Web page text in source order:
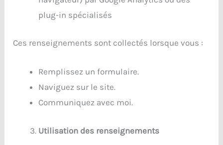
plug-in spécialisés
Ces renseignements sont collectés lorsque vous :
Remplissez un formulaire.
Naviguez sur le site.
Communiquez avec moi.
Utilisation des renseignements